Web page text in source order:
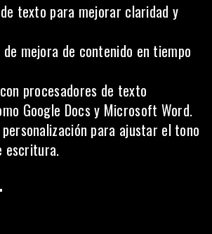
texto para mejorar claridad y
mejora de contenido en tiempo
procesadores de texto
Google Docs y Microsoft Word.
personalización para ajustar el tono
escritura.